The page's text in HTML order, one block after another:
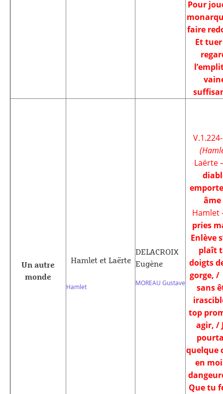
Pour
faire
Et
Un autre
monde
Hamlet et Laërte
Hamlet
DELACROIX
Eugène
MOREAU Gustave
Laërte
âme
Hamlet
pries
Enlève
plaît
doigts
gorge, /
sans
top
agir, /
quelque
en
Que tu